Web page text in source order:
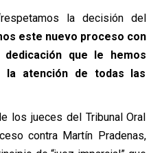
la decisión del
este nuevo proceso con
que le hemos
la atención de todas las
los jueces del Tribunal Oral
contra Martín Pradenas,